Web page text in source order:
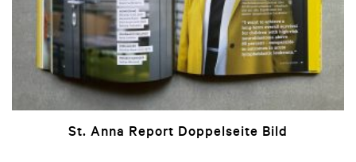
St. Anna Report Doppelseite Bild